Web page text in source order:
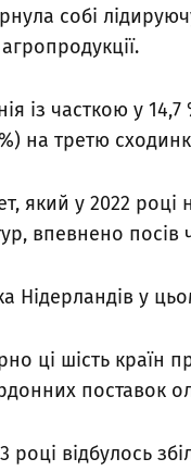
собі
із часткою у
на третю
який у 2022
впевнено посів
Нідерландів у
ці шість країн
поставок
році відбулось